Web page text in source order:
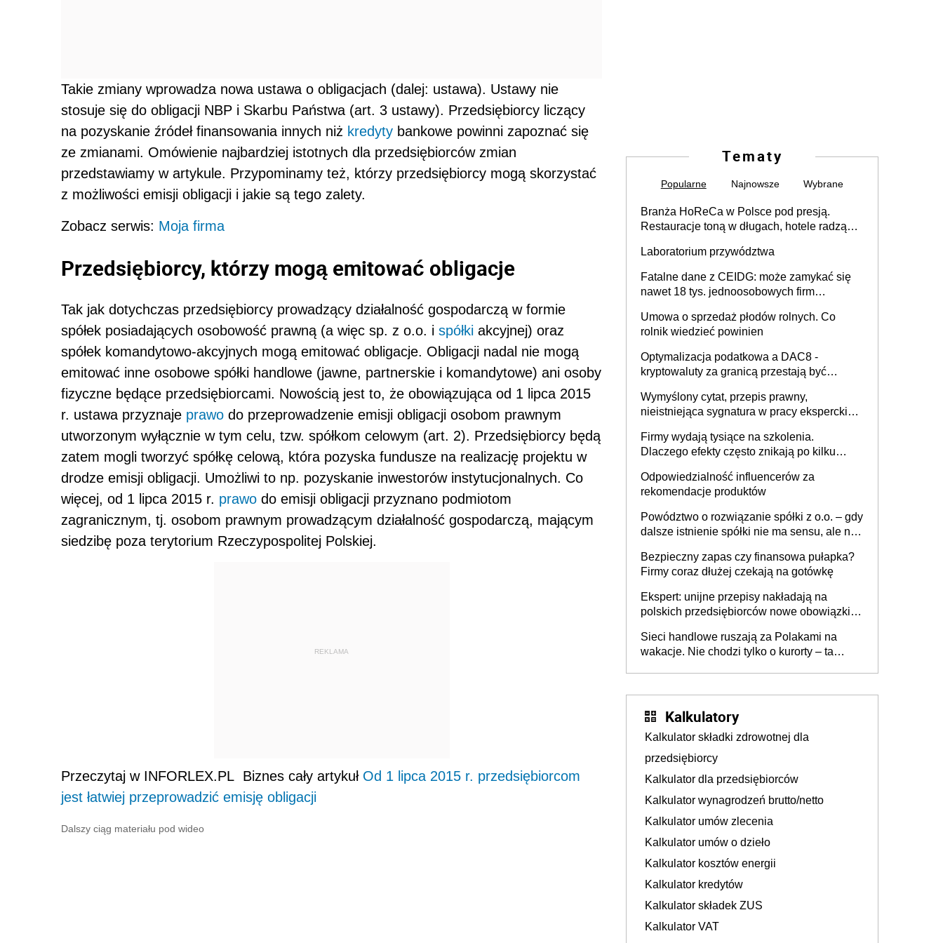
Takie zmiany wprowadza nowa ustawa o obligacjach (dalej: ustawa). Ustawy nie
stosuje się do obligacji NBP i Skarbu Państwa (art. 3 ustawy). Przedsiębiorcy liczący
na pozyskanie źródeł finansowania innych niż kredyty bankowe powinni zapoznać się
ze zmianami. Omówienie najbardziej istotnych dla przedsiębiorców zmian
przedstawiamy w artykule. Przypominamy też, którzy przedsiębiorcy mogą skorzystać
z możliwości emisji obligacji i jakie są tego zalety.
Zobacz serwis: Moja firma
Przedsiębiorcy, którzy mogą emitować obligacje
Tak jak dotychczas przedsiębiorcy prowadzący działalność gospodarczą w formie
spółek posiadających osobowość prawną (a więc sp. z o.o. i spółki akcyjnej) oraz
spółek komandytowo-akcyjnych mogą emitować obligacje. Obligacji nadal nie mogą
emitować inne osobowe spółki handlowe (jawne, partnerskie i komandytowe) ani osoby
fizyczne będące przedsiębiorcami. Nowością jest to, że obowiązująca od 1 lipca 2015
r. ustawa przyznaje prawo do przeprowadzenie emisji obligacji osobom prawnym
utworzonym wyłącznie w tym celu, tzw. spółkom celowym (art. 2). Przedsiębiorcy będą
zatem mogli tworzyć spółkę celową, która pozyska fundusze na realizację projektu w
drodze emisji obligacji. Umożliwi to np. pozyskanie inwestorów instytucjonalnych. Co
więcej, od 1 lipca 2015 r. prawo do emisji obligacji przyznano podmiotom
zagranicznym, tj. osobom prawnym prowadzącym działalność gospodarczą, mającym
siedzibę poza terytorium Rzeczypospolitej Polskiej.
REKLAMA
Przeczytaj w INFORLEX.PL Biznes cały artykuł Od 1 lipca 2015 r. przedsiębiorcom
jest łatwiej przeprowadzić emisję obligacji
Dalszy ciąg materiału pod wideo
Tematy
Popularne Najnowsze Wybrane
Branża HoReCa w Polsce pod presją.
Restauracje toną w długach, hotele radzą
Laboratorium przywództwa
Fatalne dane z CEIDG: może zamykać się
nawet 18 tys. jednoosobowych firm
Umowa o sprzedaż płodów rolnych. Co
rolnik wiedzieć powinien
Optymalizacja podatkowa a DAC8 -
kryptowaluty za granicą przestają być
Wymyślony cytat, przepis prawny,
nieistniejąca sygnatura w pracy eksperckiej -
firmie
Firmy wydają tysiące na szkolenia.
Dlaczego efekty często znikają po kilku
Odpowiedzialność influencerów za
rekomendacje produktów
Powództwo o rozwiązanie spółki z o.o. – gdy
dalsze istnienie spółki nie ma sensu, ale nie
Bezpieczny zapas czy finansowa pułapka?
Firmy coraz dłużej czekają na gotówkę
Ekspert: unijne przepisy nakładają na
polskich przedsiębiorców nowe obowiązki w
Sieci handlowe ruszają za Polakami na
wakacje. Nie chodzi tylko o kurorty – ta
Kalkulatory
Kalkulator składki zdrowotnej dla
przedsiębiorcy
Kalkulator dla przedsiębiorców
Kalkulator wynagrodzeń brutto/netto
Kalkulator umów zlecenia
Kalkulator umów o dzieło
Kalkulator kosztów energii
Kalkulator kredytów
Kalkulator składek ZUS
Kalkulator VAT